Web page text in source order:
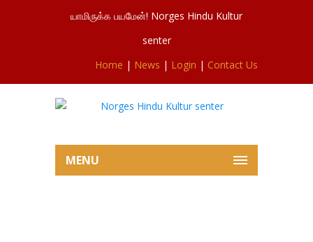
யாமிருக்க பயமேன்! Norges Hindu Kultur
senter
Home | News | Login | Contact Us
MENU